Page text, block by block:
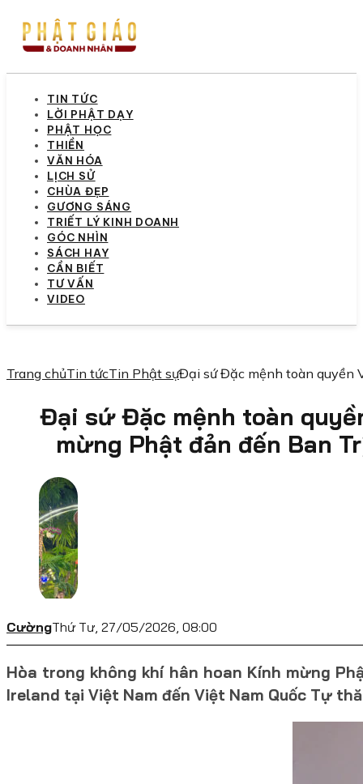
TIN TỨC
LỜI PHẬT DẠY
PHẬT HỌC
THIỀN
VĂN HÓA
LỊCH SỬ
CHÙA ĐẸP
GƯƠNG SÁNG
TRIẾT LÝ KINH DOANH
GÓC NHÌN
SÁCH HAY
CẦN BIẾT
TƯ VẤN
VIDEO
Trang chủTin tứcTin Phật sựĐại sứ Đặc mệnh toàn quyền
Đại sứ Đặc mệnh toàn
mừng Phật đản đến Ban
CườngThứ Tư, 27/05/2026, 08:00
Hòa trong không khí hân hoan Kính mừng
Ireland tại Việt Nam đến Việt Nam Quốc Tự